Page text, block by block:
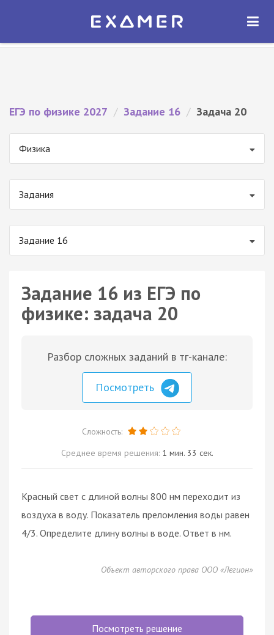
Экзамер — ЕГЭ 2027
ОТКРЫТЬ
ЕГЭ по физике 2027 / Задание 16 / Задача 20
Физика
Задания
Задание 16
Задание 16 из ЕГЭ по
физике: задача 20
Разбор сложных заданий в тг-канале:
Посмотреть
Сложность:
Среднее время решения: 1 мин. 33 сек.
Красный свет с длиной волны 800 нм переходит из
воздуха в воду. Показатель преломления воды равен
4/3. Определите длину волны в воде. Ответ в нм.
Объект авторского права ООО «Легион»
Посмотреть решение